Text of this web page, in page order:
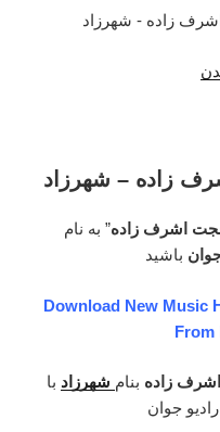
حجت
زاده
–
زاده – شهرزاد
اشرف زاده” به نام
باشید
Download New Music
From
زاده بنام شهرزاد با
جوان